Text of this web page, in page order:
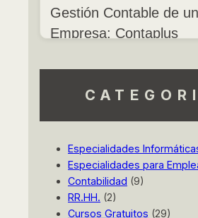
Gestión Contable de
Empresa: Contaplus
Contabilidad General,
Inglés Empresarial
Inglés Conversacional
(CTRL0022)
Especialidades
Especialidades para
Contabilidad (9)
RR.HH. (2)
Cursos Gratuitos (29)